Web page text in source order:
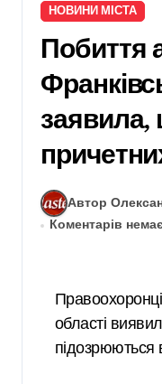
НОВИНИ МІСТА
Побиття
заявила,
Автор
Коментарів
Правоохоронці Івано-Франківської
області
підозрюються